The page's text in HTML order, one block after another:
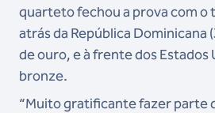
quarteto fechou a prova com o
atrás da República Dominicana
de ouro, e à frente dos Estados
bronze.
“Muito gratificante fazer parte